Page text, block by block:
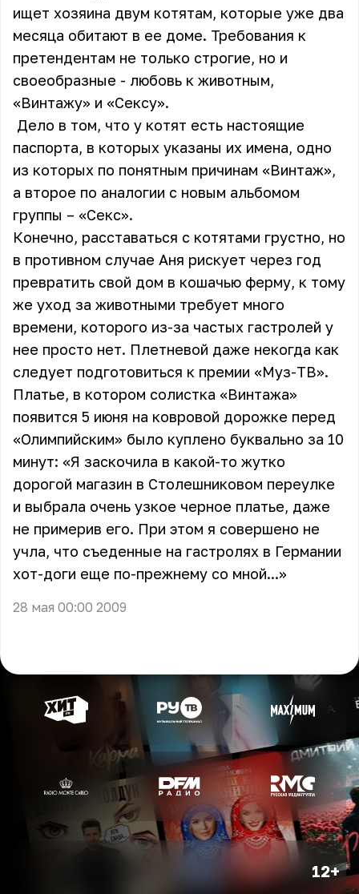
ищет хозяина двум котятам, которые уже два
месяца обитают в ее доме. Требования к
претендентам не только строгие, но и
своеобразные - любовь к животным,
«Винтажу» и «Сексу».
Дело в том, что у котят есть настоящие
паспорта, в которых указаны их имена, одно
из которых по понятным причинам «Винтаж»,
а второе по аналогии с новым альбомом
группы – «Секс».
Конечно, расставаться с котятами грустно, но
в противном случае Аня рискует через год
превратить свой дом в кошачью ферму, к тому
же уход за животными требует много
времени, которого из-за частых гастролей у
нее просто нет. Плетневой даже некогда как
следует подготовиться к премии «Муз-ТВ».
Платье, в котором солистка «Винтажа»
появится 5 июня на ковровой дорожке перед
«Олимпийским» было куплено буквально за 10
минут: «Я заскочила в какой-то жутко
дорогой магазин в Столешниковом переулке
и выбрала очень узкое черное платье, даже
не примерив его. При этом я совершено не
учла, что съеденные на гастролях в Германии
хот-доги еще по-прежнему со мной...»
28 мая 00:00 2009
12+